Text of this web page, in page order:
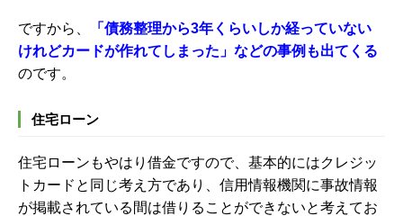
ですから、
「債務整理から3年くらいしか経っていない
けれどカードが作れてしまった」などの事例も出てくる
のです。
住宅ローン
住宅ローンもやはり借金ですので、基本的にはクレジッ
トカードと同じ考え方であり、信用情報機関に事故情報
が掲載されている間は借りることができないと考えてお